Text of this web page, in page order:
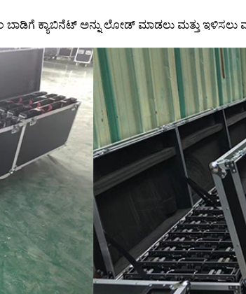
ಕ್ಯಾಬಿನೆಟ್ ಅನ್ನು ಲೋಡ್ ಮಾಡಲು ಮತ್ತು ಇಳಿಸಲು